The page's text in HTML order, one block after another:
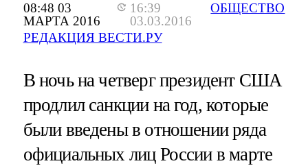
08:48 03
МАРТА 2016
16:39
03.03.2016
РЕДАКЦИЯ ВЕСТИ.РУ
ОБЩЕСТВО
В ночь на четверг президент США
продлил санкции на год, которые
были введены в отношении ряда
официальных лиц России в марте